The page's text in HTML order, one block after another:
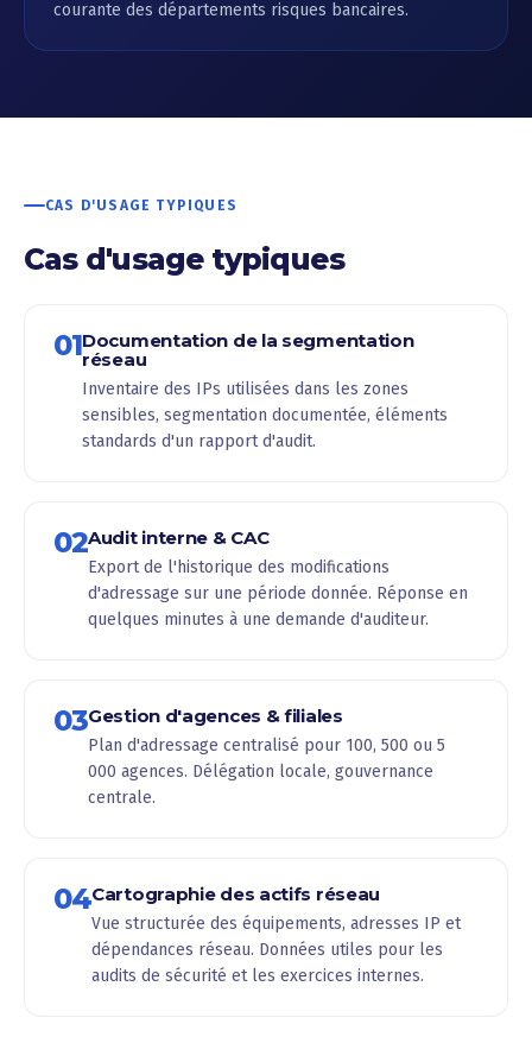
courante des départements risques bancaires.
CAS D'USAGE TYPIQUES
Cas d'usage typiques
01Documentation de la segmentation
réseau
Inventaire des IPs utilisées dans les zones
sensibles, segmentation documentée, éléments
standards d'un rapport d'audit.
02Audit interne & CAC
Export de l'historique des modifications
d'adressage sur une période donnée. Réponse en
quelques minutes à une demande d'auditeur.
03Gestion d'agences & filiales
Plan d'adressage centralisé pour 100, 500 ou 5
000 agences. Délégation locale, gouvernance
centrale.
04Cartographie des actifs réseau
Vue structurée des équipements, adresses IP et
dépendances réseau. Données utiles pour les
audits de sécurité et les exercices internes.